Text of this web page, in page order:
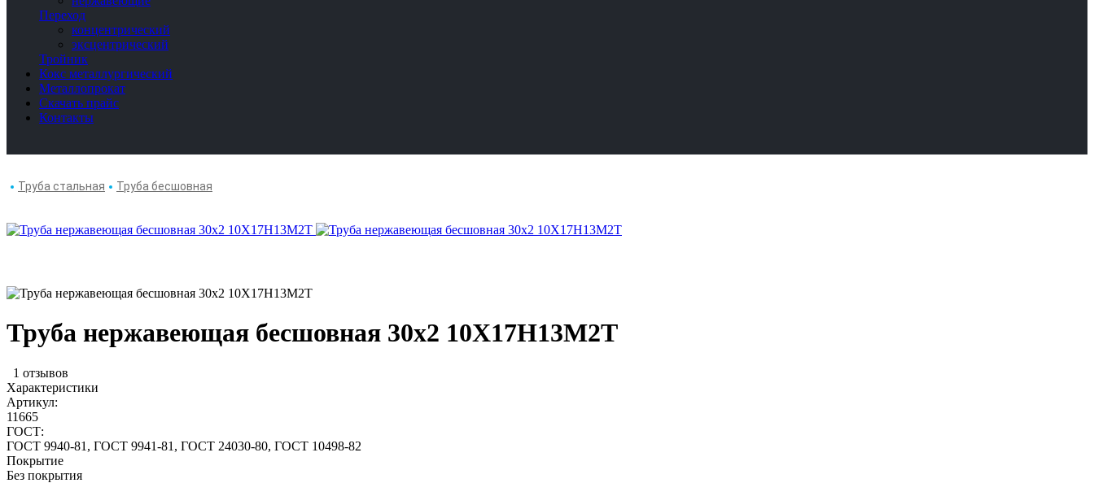
Переход
концентрический
эксцентрический
Тройник
Кокс металлургический
Металлопрокат
Скачать прайс
Контакты
Труба стальная Труба бесшовная
Труба нержавеющая бесшовная 30х2 10Х17Н13М2Т
1 отзывов
Характеристики
Артикул:
11665
ГОСТ:
ГОСТ 9940-81, ГОСТ 9941-81, ГОСТ 24030-80, ГОСТ 10498-82
Покрытие
Без покрытия